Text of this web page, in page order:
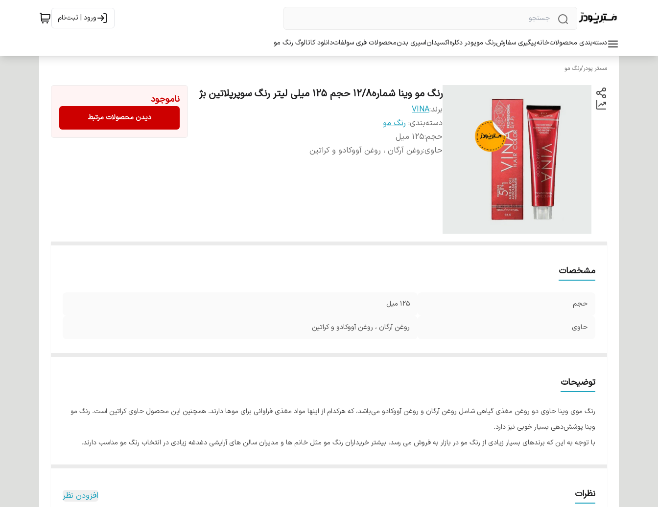
ورود | ثبت‌نام
دسته‌بندی محصولاتخانهپیگیری سفارشرنگ موپودر دکلرهاکسیداناسپری بدنمحصولات فری سولفاتدانلود کاتالوگ رنگ مو
مستر پودر/رنگ مو
رنگ مو وینا شماره12/8 حجم 125 میلی لیتر رنگ سوپرپلاتین بژ
برند:VINA
دسته‌بندی: رنگ مو
حجم:125 میل
حاوی:روغن آرگان ، روغن آووکادو و کراتین
ناموجود
دیدن محصولات مرتبط
مشخصات
حجم 125 میل
حاوی روغن آرگان ، روغن آووکادو و کراتین
توضیحات
رنگ موی وینا حاوی دو روغن مغذی گیاهی شامل روغن آرگان و روغن آووکادو می‌باشد، که هرکدام از اینها مواد مغذی فراوانی برای موها دارند. همچنین این محصول حاوی کراتین است. رنگ مو
وینا پوشش‌دهی بسیار خوبی نیز دارد.
با توجه به این که برندهای بسیار زیادی از رنگ مو در بازار به فروش می رسد، بیشتر خریداران رنگ مو مثل خانم ها و مدیران سالن های آرایشی دغدغه زیادی در انتخاب رنگ مو مناسب دارند.
نگران مقدار آمونیاک در این رنگ نباشید. باید این نکته را بدانید که میزان آمونیاک رنگ موی وینا بسیار کم است.
نظرات افزودن نظر